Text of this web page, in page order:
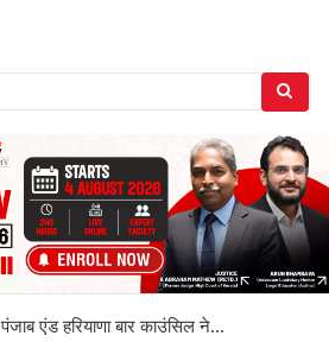
पंजाब एंड हरियाणा बार काउंसिल ने...